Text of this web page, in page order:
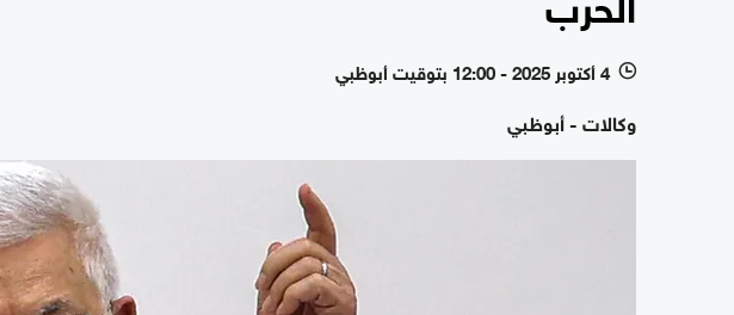
l 4 أكتوبر 2025 - 12:00 بتوقيت أبوظبي
وكالات - أبوظبي